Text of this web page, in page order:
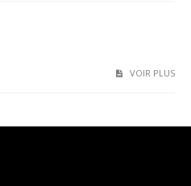
VOIR PLUS